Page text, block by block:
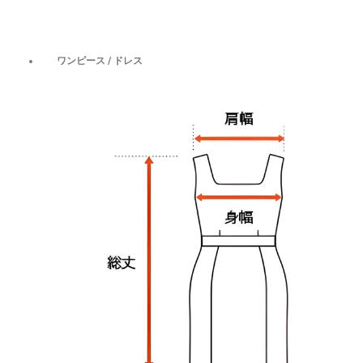
ワンピース / ドレス